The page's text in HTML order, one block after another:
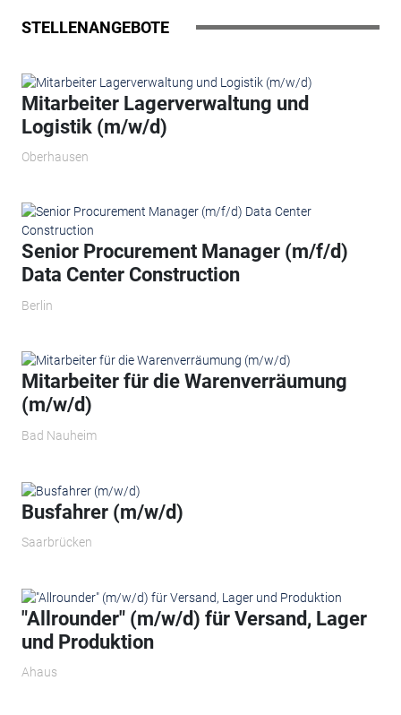
STELLENANGEBOTE
Mitarbeiter Lagerverwaltung und
Logistik (m/w/d)
Oberhausen
Senior Procurement Manager (m/f/d)
Data Center Construction
Berlin
Mitarbeiter für die Warenverräumung
(m/w/d)
Bad Nauheim
Busfahrer (m/w/d)
Saarbrücken
"Allrounder" (m/w/d) für Versand, Lager
und Produktion
Ahaus